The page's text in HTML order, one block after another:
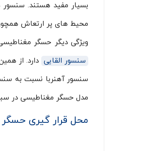
بسیار مفید هستند. سنسور
محیط های پر ارتعاش
ویژگی دیگر حسگر
سنسور القایی دارد. از
سنسور آهنربا نسبت به
مدل حسگر مغناطیسی در
محل قرار گیری